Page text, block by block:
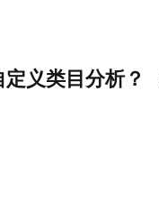
义类目分析？